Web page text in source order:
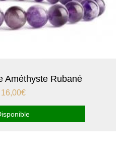
Améthyste Rubané
16,00€